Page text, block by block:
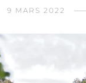
9 MARS 2022